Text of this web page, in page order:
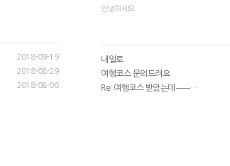
2018-09-19
2018-08-29
2018-08-06
안녕하세요
내일로
여행코스 문의드려요
Re: 여행코스 받았는데ㅡㅡ…